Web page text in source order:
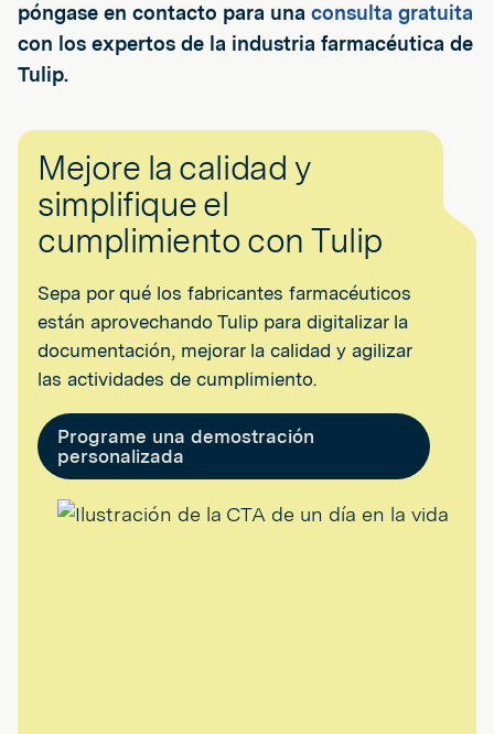
póngase en contacto para una consulta gratuita
con los expertos de la industria farmacéutica de
Tulip.
Mejore la calidad y
simplifique el
cumplimiento con Tulip
Sepa por qué los fabricantes farmacéuticos
están aprovechando Tulip para digitalizar la
documentación, mejorar la calidad y agilizar
las actividades de cumplimiento.
Programe una demostración
personalizada